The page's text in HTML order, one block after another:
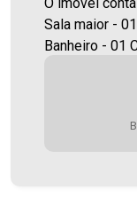
O imóvel conta com: Área
Sala maior -
Banheiro - 01
equivalente a
detalhes
em nosso site. A Imobiliária Ativa possui